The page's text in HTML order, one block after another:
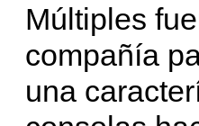
Múltiples
compañía
una